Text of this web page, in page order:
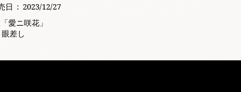
発売日 ‏ : ‎ 2023/12/27
愛ニ咲花」
眼差し